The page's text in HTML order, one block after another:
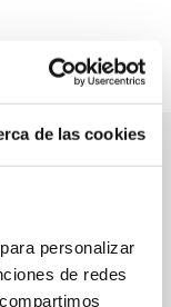
de las cookies
personalizar
de redes